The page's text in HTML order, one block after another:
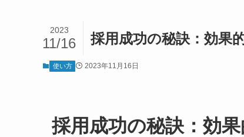
採用成功の秘訣：効果
2023
11/16
使い方 2023年11月16日
採用成功の秘訣：効